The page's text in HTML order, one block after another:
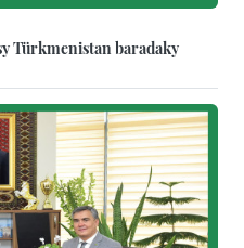
Türkmenistan baradaky